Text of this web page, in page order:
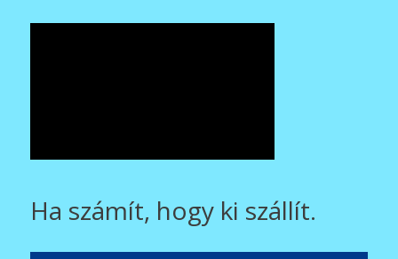
Ha számít, hogy ki szállít.